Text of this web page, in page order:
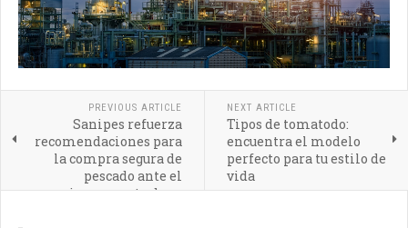
PREVIOUS ARTICLE
Sanipes refuerza
recomendaciones para
la compra segura de
pescado ante el
incremento de su
NEXT ARTICLE
Tipos de tomatodo:
encuentra el modelo
perfecto para tu estilo de
vida